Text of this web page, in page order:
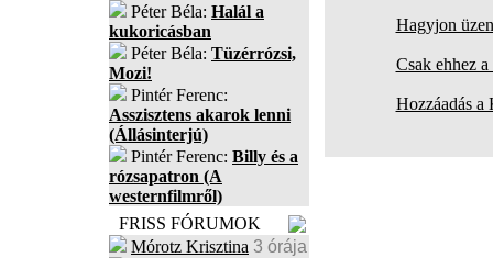
Péter Béla: Halál a
kukoricásban
Péter Béla: Tüzérrózsi,
Mozi!
Pintér Ferenc:
Asszisztens akarok lenni
(Állásinterjú)
Pintér Ferenc: Billy és a
rózsapatron (A
westernfilmről)
FRISS FÓRUMOK
Mórotz Krisztina 3 órája
Hagyjon
Csak ehhez
Hozzáadás